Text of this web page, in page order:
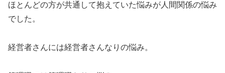
ほとんどの方が共通して抱えていた悩みが人間関係の悩み
でした。
経営者さんには経営者さんなりの悩み。